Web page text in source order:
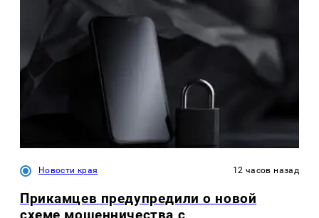
Новости края 12 часов назад
Прикамцев предупредили о новой